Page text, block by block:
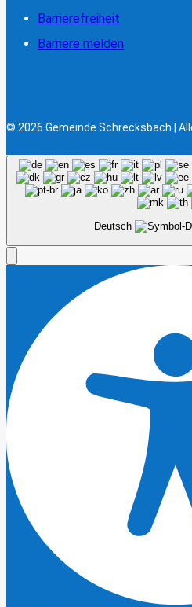
Barrierefreiheit
Barriere melden
© 2026 Gemeinde Schrecksbach |
Deutsch